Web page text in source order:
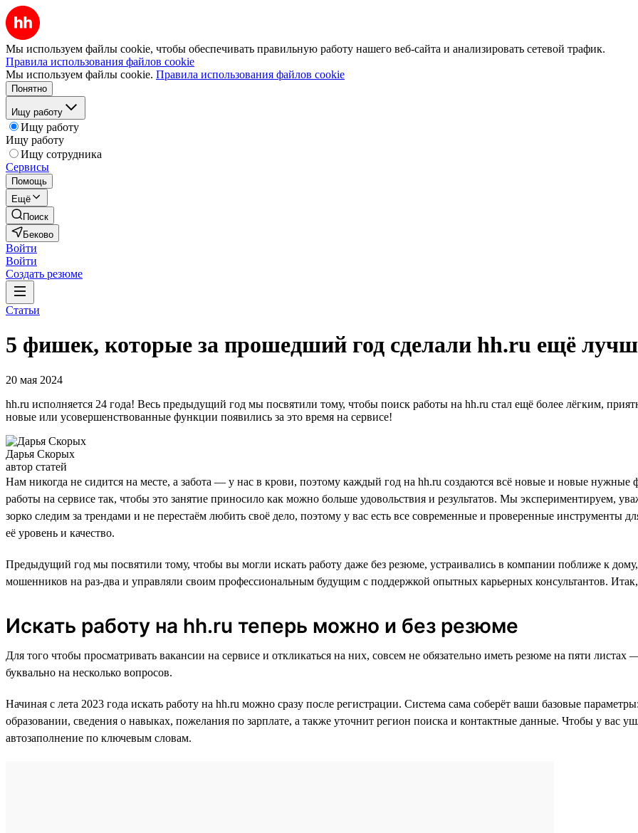
Мы используем файлы cookie, чтобы обеспечивать правильную работу нашего веб-сайта и анализировать сетевой трафик.
Правила использования файлов cookie
Мы используем файлы cookie. Правила использования файлов cookie
Понятно
Ищу работу
Ищу работу
Ищу работу
Ищу сотрудника
Сервисы
Помощь
Ещё
Поиск
Беково
Войти
Войти
Создать резюме
Статьи
5 фишек, которые за прошедший год сделали hh.ru ещё
20 мая 2024
hh.ru исполняется 24 года! Весь предыдущий год мы посвятили тому, чтобы поиск работы на hh.ru стал ещё более лёгким,
новые или усовершенствованные функции появились за это время на сервисе!
Дарья Скорых
автор статей
Нам никогда не сидится на месте, а забота — у нас в крови, поэтому каждый год на hh.ru создаются всё новые и новые
работы на сервисе так, чтобы это занятие приносило как можно больше удовольствия и результатов. Мы экспериментируем,
зорко следим за трендами и не перестаём любить своё дело, поэтому у вас есть все современные и проверенные инструменты
её уровень и качество.
Предыдущий год мы посвятили тому, чтобы вы могли искать работу даже без резюме, устраивались в компании поближе к дому,
мошенников на раз-два и управляли своим профессиональным будущим с поддержкой опытных карьерных консультантов. Итак,
Искать работу на hh.ru теперь можно и без резюме
Для того чтобы просматривать вакансии на сервисе и откликаться на них, совсем не обязательно иметь резюме на пяти
буквально на несколько вопросов.
Начиная с лета 2023 года искать работу на hh.ru можно сразу после регистрации. Система сама соберёт ваши базовые
образовании, сведения о навыках, пожелания по зарплате, а также уточнит регион поиска и контактные данные. Чтобы у
автозаполнение по ключевым словам.